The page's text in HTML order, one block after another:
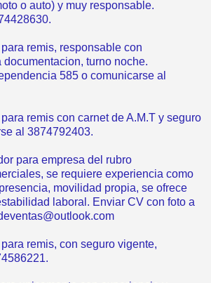
o auto) y muy responsable.
remis, responsable con
turno noche.
585 o comunicarse al
remis con carnet de A.M.T y seguro
al 3874792403.
para empresa del rubro
se requiere experiencia como
movilidad propia, se ofrece
laboral. Enviar CV con foto a
remis, con seguro vigente,